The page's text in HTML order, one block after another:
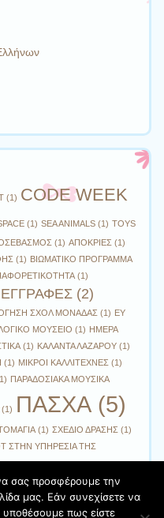
(1) CODE WEEK
(1) SEA ANIMALS (1) TOYS
(1) ΑΠΟΚΡΙΕΣ (1)
(1) ΒΙΩΜΑΤΙΚΟ ΠΡΟΓΡΑΜΜΑ
(1)
ΕΓΓΡΑΦΕΣ (2)
ΣΧΟΛ ΜΟΝΑΔΑΣ (1) ΕΥ
ΜΟΥΣΕΙΟ (1) ΗΜΕΡΑ
(1) ΚΑΛΑΝΤΑ ΛΑΖΑΡΟΥ (1)
(1) ΜΙΚΡΟΙ ΚΑΛΛΙΤΕΧΝΕΣ (1)
ΠΑΡΑΔΟΣΙΑΚΑ ΜΟΥΣΙΚΑ
(1) ΠΑΣΧΑ (5)
(1) ΣΧΕΔΙΟ ΔΡΑΣΗΣ (1)
ΣΤΗΝ ΥΠΗΡΕΣΙΑ ΤΗΣ
σας προσφέρουμε την
μας. Εάν συνεχίσετε να
υποθέσουμε πως είστε